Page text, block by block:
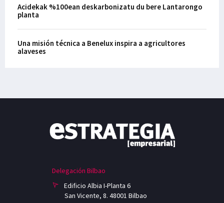
Acidekak %100ean deskarbonizatu du bere Lantarongo
planta
Una misión técnica a Benelux inspira a agricultores
alaveses
Delegación Bilbao
Edificio Albia I-Planta 6
San Vicente, 8. 48001 Bilbao